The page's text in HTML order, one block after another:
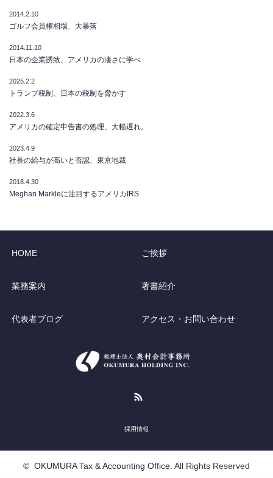
2014.2.10
ゴルフ会員権相場、大暴落
2014.11.10
日本の企業誘致、アメリカの凄さに学べ
2025.2.2
トランプ税制、日本の税制を脅かす
2022.3.6
アメリカの確定申告書の処理、大幅遅れ。
2023.4.9
社長の給与が高いと否認、東京地裁
2018.4.30
Meghan Markleに注目するアメリカIRS
HOME ご挨拶
業務案内 著書紹介
代表者ブログ アクセス・お問い合わせ
採用情報
© OKUMURA Tax & Accounting Office. All Rights Reserved